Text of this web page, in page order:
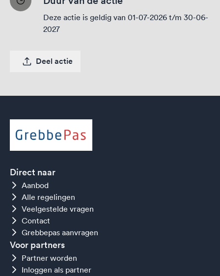
Deze actie is geldig van 01-07-2026 t/m 30-06-
2027
Deel actie
Direct naar
Aanbod
Alle regelingen
Veelgestelde vragen
Contact
Grebbepas aanvragen
Voor partners
Partner worden
Inloggen als partner